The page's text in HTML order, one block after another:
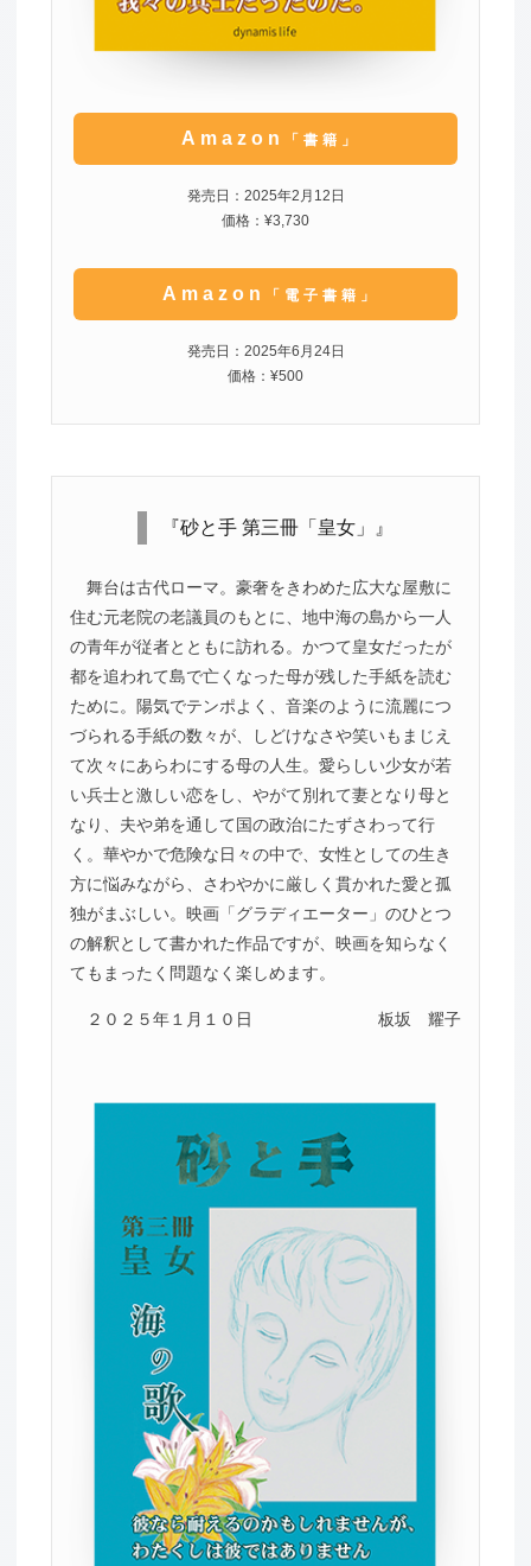
Amazon 「書籍」
発売日：2025年2月12日
価格：¥3,730
Amazon 「電子書籍」
発売日：2025年6月24日
価格：¥500
『砂と手 第三冊「皇女」』
舞台は古代ローマ。豪奢をきわめた広大な屋敷に
住む元老院の老議員のもとに、地中海の島から一人
の青年が従者とともに訪れる。かつて皇女だったが
都を追われて島で亡くなった母が残した手紙を読む
ために。陽気でテンポよく、音楽のように流麗につ
づられる手紙の数々が、しどけなさや笑いもまじえ
て次々にあらわにする母の人生。愛らしい少女が若
い兵士と激しい恋をし、やがて別れて妻となり母と
なり、夫や弟を通して国の政治にたずさわって行
く。華やかで危険な日々の中で、女性としての生き
方に悩みながら、さわやかに厳しく貫かれた愛と孤
独がまぶしい。映画「グラディエーター」のひとつ
の解釈として書かれた作品ですが、映画を知らなく
てもまったく問題なく楽しめます。
２０２５年１月１０日 板坂 耀子